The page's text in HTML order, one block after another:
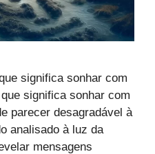
significa sonhar com
significa sonhar com
parecer desagradável à
analisado à luz da
mensagens